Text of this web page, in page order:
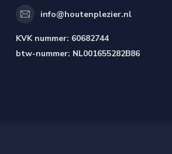
info@houtenplezier.nl
KVK nummer: 60682744
btw-nummer: NL001655282B86